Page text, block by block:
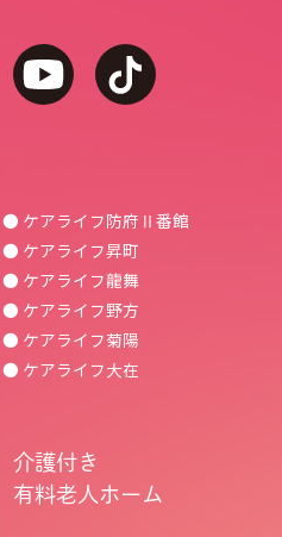
facebook youtube
● ケアライフ防府Ⅱ番館
● ケアライフ昇町
● ケアライフ龍舞
● ケアライフ野方
● ケアライフ菊陽
● ケアライフ大在
介護付き
有料老人ホーム